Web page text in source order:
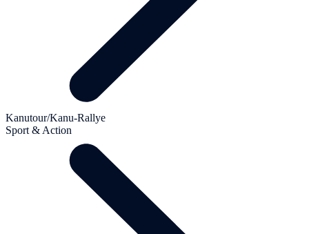
Kanutour/Kanu-Rallye
Sport & Action